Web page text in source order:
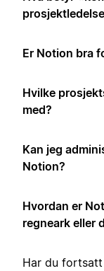
Er Notion bra
Hvilke
med?
Kan jeg
Notion?
Hvordan er
regneark eller
Har du